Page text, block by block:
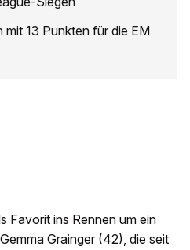
mit 13 Punkten für die EM
Favorit ins Rennen um ein
Grainger (42), die seit